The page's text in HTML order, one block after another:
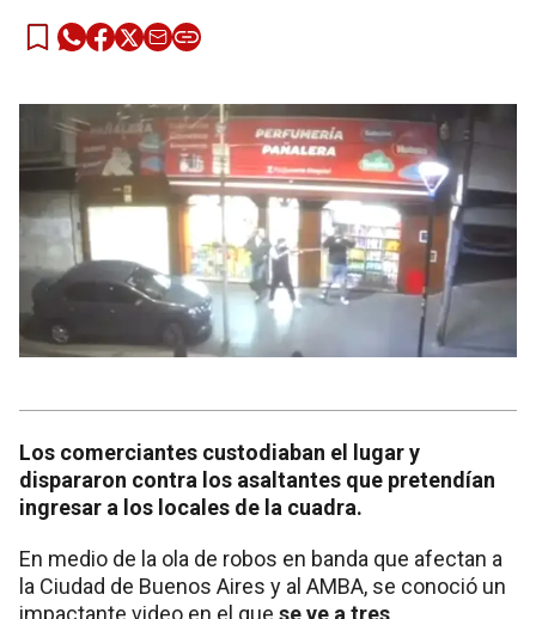
Los comerciantes custodiaban el lugar y
dispararon contra los asaltantes que pretendían
ingresar a los locales de la cuadra.
En medio de la ola de robos en banda que afectan a
la Ciudad de Buenos Aires y al AMBA, se conoció un
impactante video en el que se ve a tres